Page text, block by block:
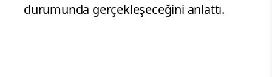
durumunda gerçekleşeceğini anlattı.